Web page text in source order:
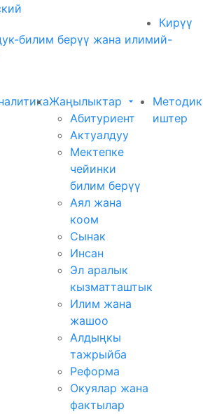
Кирүү
билим берүү жана илимий-
Жаңылыктар
Абитуриент
Актуалдуу
Мектепке
чейинки
билим берүү
Аял жана
коом
Сынак
Инсан
Эл аралык
кызматташтык
Илим жана
жашоо
Алдыңкы
тажрыйба
Реформа
Окуялар жана
фактылар
иштер